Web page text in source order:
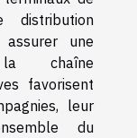
une
chaîne
favorisent
leur
du